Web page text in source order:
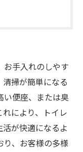
お手入れのしやす
掃が簡単になる
便座、または臭
により、トイレ
が快適になるよ
り、お客様の多様